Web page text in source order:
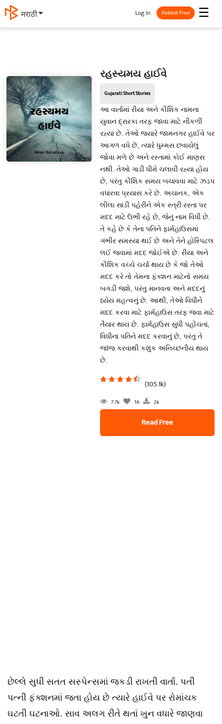
मराठी ☰
Log In Publish Free
રહસ્યમય હાઈવે
Gujarati Short Stories
આ વાર્તામાં રીયા અને કૌશિક નામના
યુવાન દ્રારકા તરફ જાવા માટે નીકળી
રહ્યા છે. તેઓ જયારે જામનગર હાઈવે પર
આગળ વધે છે, ત્યારે ધુમ્મસ છવાયેલું
જોવા મળે છે અને રસ્તામાં કોઈ માણસ
નથી. તેઓ ગાડી ધીમે ચલાવી રહ્યા હોય
છે, પરંતુ કૌશિક સમય બચાવવા માટે ઝડપ
વધારવા પ્રયાસ કરે છે. અચાનક, એક
લીલા સાડી પહેરીને એક સ્ત્રી રસ્તા પર
મદદ માટે ઉભી રહે છે, જેનું નામ વિધી છે.
તે કહે છે કે તેના પતિને ફાર્મહાઉસમાં
ગંભીર સમસ્યા થઈ છે અને તેને હોસ્પિટલ
લઈ જવામાં મદદ જોઈએ છે. રીયા અને
કૌશિક વચ્ચે ચર્ચા થાય છે કે જો તેઓ
મદદ કરે તો તેમના ફંક્શન માટેનો સમય
બગડી જશે, પરંતુ માનવતા અને મદદનું
ધ્યેય મહત્વનું છે. આથી, તેઓ વિધીને
મદદ કરવા માટે ફાર્મહાઉસ તરફ જવા માટે
તૈયાર થાય છે. ફાર્મહાઉસ સુધી પહોંચતાં,
વિધીના પતિને મદદ કરવાનું છે, પરંતુ તે
જાંજ કરવાથી કશુંક અનિચ્છનીય થાય
છે.
(105.1k)
7.7k 16 2k
Read Free
છેલ્લે સુધી સતત સસ્પેન્સમાં જકડી રાખતી વાર્તા. પતી
પત્ની ફંક્શનમાં જતા હોય છે ત્યારે હાઈવે પર રોમાંચક
ઘટતી ઘટનાઓ. સાવ અલગ રીતે થતાં ખુન વધારે જાણવા